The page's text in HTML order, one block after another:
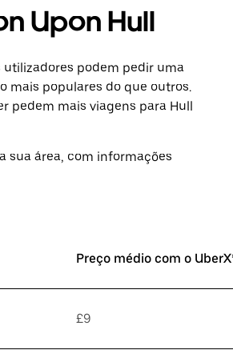
Upon Hull
utilizadores podem pedir uma
mais populares do que outros.
pedem mais viagens para Hull
sua área, com informações
Preço médio com o
£9